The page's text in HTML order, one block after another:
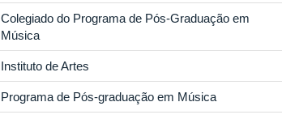
Colegiado do Programa de Pós-Graduação em
Música
Instituto de Artes
Programa de Pós-graduação em Música